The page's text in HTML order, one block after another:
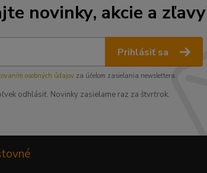
novinky, akcie a
Prihlásiť sa
osobných údajovza účelom zasielania newslettera.
odhlásiť. Novinky zasielame raz za štvrťrok.